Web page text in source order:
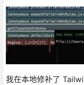
我在本地修补了